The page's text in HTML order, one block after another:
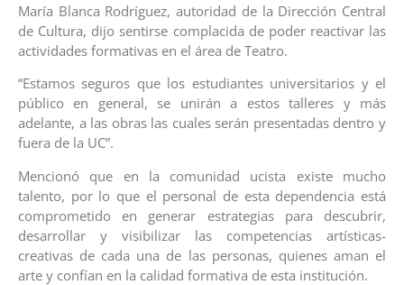
María Blanca Rodríguez, autoridad de la Dirección Central
de Cultura, dijo sentirse complacida de poder reactivar las
actividades formativas en el área de Teatro.
“Estamos seguros que los estudiantes universitarios y el
público en general, se unirán a estos talleres y más
adelante, a las obras las cuales serán presentadas dentro y
fuera de la UC”.
Mencionó que en la comunidad ucista existe mucho
talento, por lo que el personal de esta dependencia está
comprometido en generar estrategias para descubrir,
desarrollar y visibilizar las competencias artísticas-
creativas de cada una de las personas, quienes aman el
arte y confían en la calidad formativa de esta institución.